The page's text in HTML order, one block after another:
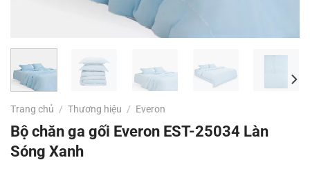
Trang chủ / Thương hiệu / Everon
Bộ chăn ga gối Everon EST-25034 Làn
Sóng Xanh